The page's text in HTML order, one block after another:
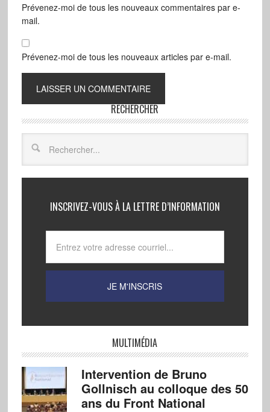
Prévenez-moi de tous les nouveaux commentaires par e-
mail.
Prévenez-moi de tous les nouveaux articles par e-mail.
RECHERCHER
INSCRIVEZ-VOUS À LA LETTRE D’INFORMATION
MULTIMÉDIA
Intervention de Bruno
Gollnisch au colloque des 50
ans du Front National